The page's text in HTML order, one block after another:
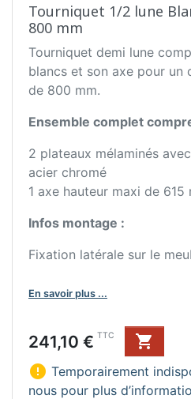
Tourniquet 1/2 lune
800 mm
Tourniquet demi lune
blancs et son axe pour un
de 800 mm.
Ensemble complet
2 plateaux mélaminés
acier chromé
1 axe hauteur maxi de 615
Infos montage :
Fixation latérale sur le
En savoir plus ...
Prix
241,10 € TTC

 Temporairement
nous pour plus